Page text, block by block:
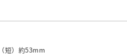
短）約53mm